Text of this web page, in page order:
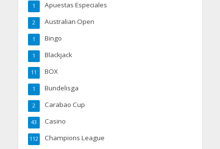
Apuestas Especiales
1
Australian Open
2
Bingo
1
Blackjack
1
BOX
11
Bundelisga
1
Carabao Cup
2
Casino
43
Champions League
112